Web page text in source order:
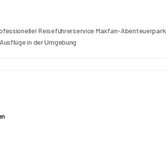
Reiseführerservice Maxfan-Abenteuerpark
in der Umgebung